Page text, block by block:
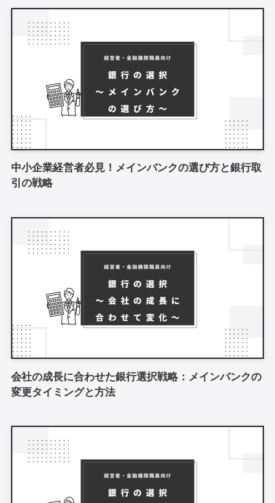
中小企業経営者必見！メインバンクの選び方と銀行取
引の戦略
会社の成長に合わせた銀行選択戦略：メインバンクの
変更タイミングと方法